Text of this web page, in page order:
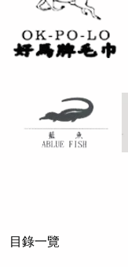
目錄一覽